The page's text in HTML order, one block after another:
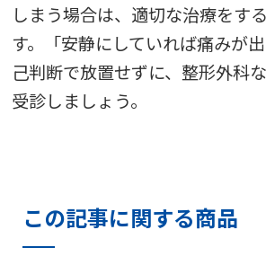
しまう場合は、適切な治療をす
す。「安静にしていれば痛みが
己判断で放置せずに、整形外科
受診しましょう。
この記事に関する商品